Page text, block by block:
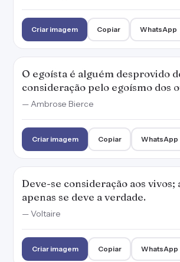
Criar imagem Copiar WhatsApp
O egoísta é alguém desprovido
consideração pelo egoísmo dos
— Ambrose Bierce
Criar imagem Copiar WhatsApp
Deve-se consideração aos vivos;
apenas se deve a verdade.
— Voltaire
Criar imagem Copiar WhatsApp